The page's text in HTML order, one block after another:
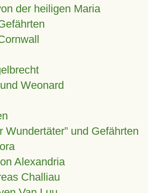
der heiligen Maria
Weonard
Wundertäter” und Gefährten
Alexandria
Challiau